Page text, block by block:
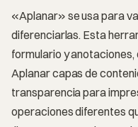
«Aplanar» se usa para
diferenciarlas. Esta
formulario y anotaciones,
Aplanar capas de
transparencia para
operaciones diferentes